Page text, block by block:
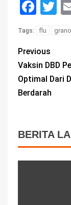
Tags: flu
Previous
Vaksin DBD
Optimal Dari
Berdarah
BERITA